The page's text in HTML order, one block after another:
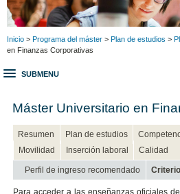
Inicio > Programa del máster > Plan de estudios >
en Finanzas Corporativas
SUBMENU
Máster Universitario en
Resumen Plan de estudios
Movilidad
Inserción laboral Calidad
Perfil de ingreso recomendado
Para acceder a las enseñanzas oficiales